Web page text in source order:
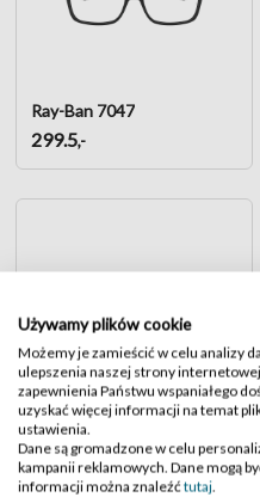
Ray-Ban 7047
299.5,-
Ray-Ban 5154 Clubmaster
399.5,-
Używamy plików cookie
Możemy je zamieścić w celu analizy
ulepszenia naszej strony
zapewnienia Państwu wspaniałego
uzyskać więcej informacji na temat
ustawienia.
Dane są gromadzone w celu
kampanii reklamowych. Dane mogą
informacji można znaleźćtutaj.